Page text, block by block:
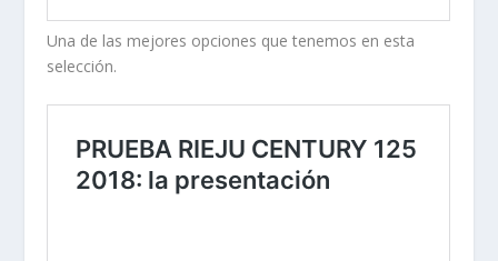
Una de las mejores opciones que tenemos en esta
selección.